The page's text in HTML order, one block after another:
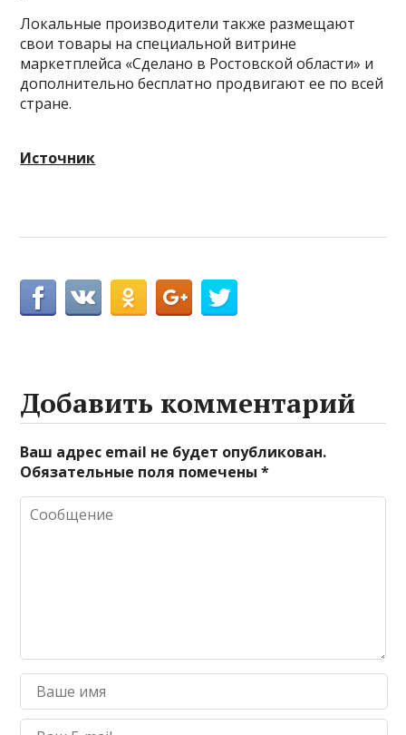
Локальные производители также размещают
свои товары на специальной витрине
маркетплейса «Сделано в Ростовской области» и
дополнительно бесплатно продвигают ее по всей
стране.
Источник
Добавить комментарий
Ваш адрес email не будет опубликован.
Обязательные поля помечены*